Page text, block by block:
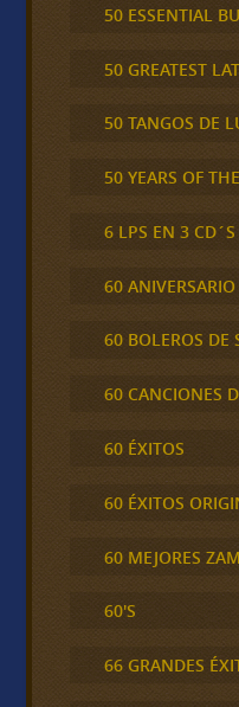
50 ESSENTIAL
50 GREATEST
50 TANGOS DE
50 YEARS OF
6 LPS EN 3 CD´S
60 ANIVERSARIO
60 BOLEROS DE
60 CANCIONES
60 ÉXITOS
60 ÉXITOS
60 MEJORES
60'S
66 GRANDES